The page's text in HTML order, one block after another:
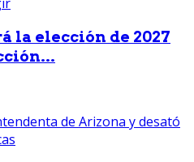
la elección de 2027